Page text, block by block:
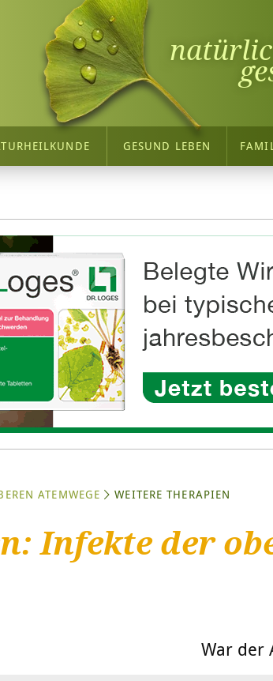
GESUND LEBEN
ATEMWEGE WEITERE THERAPIEN
Infekte der
War der